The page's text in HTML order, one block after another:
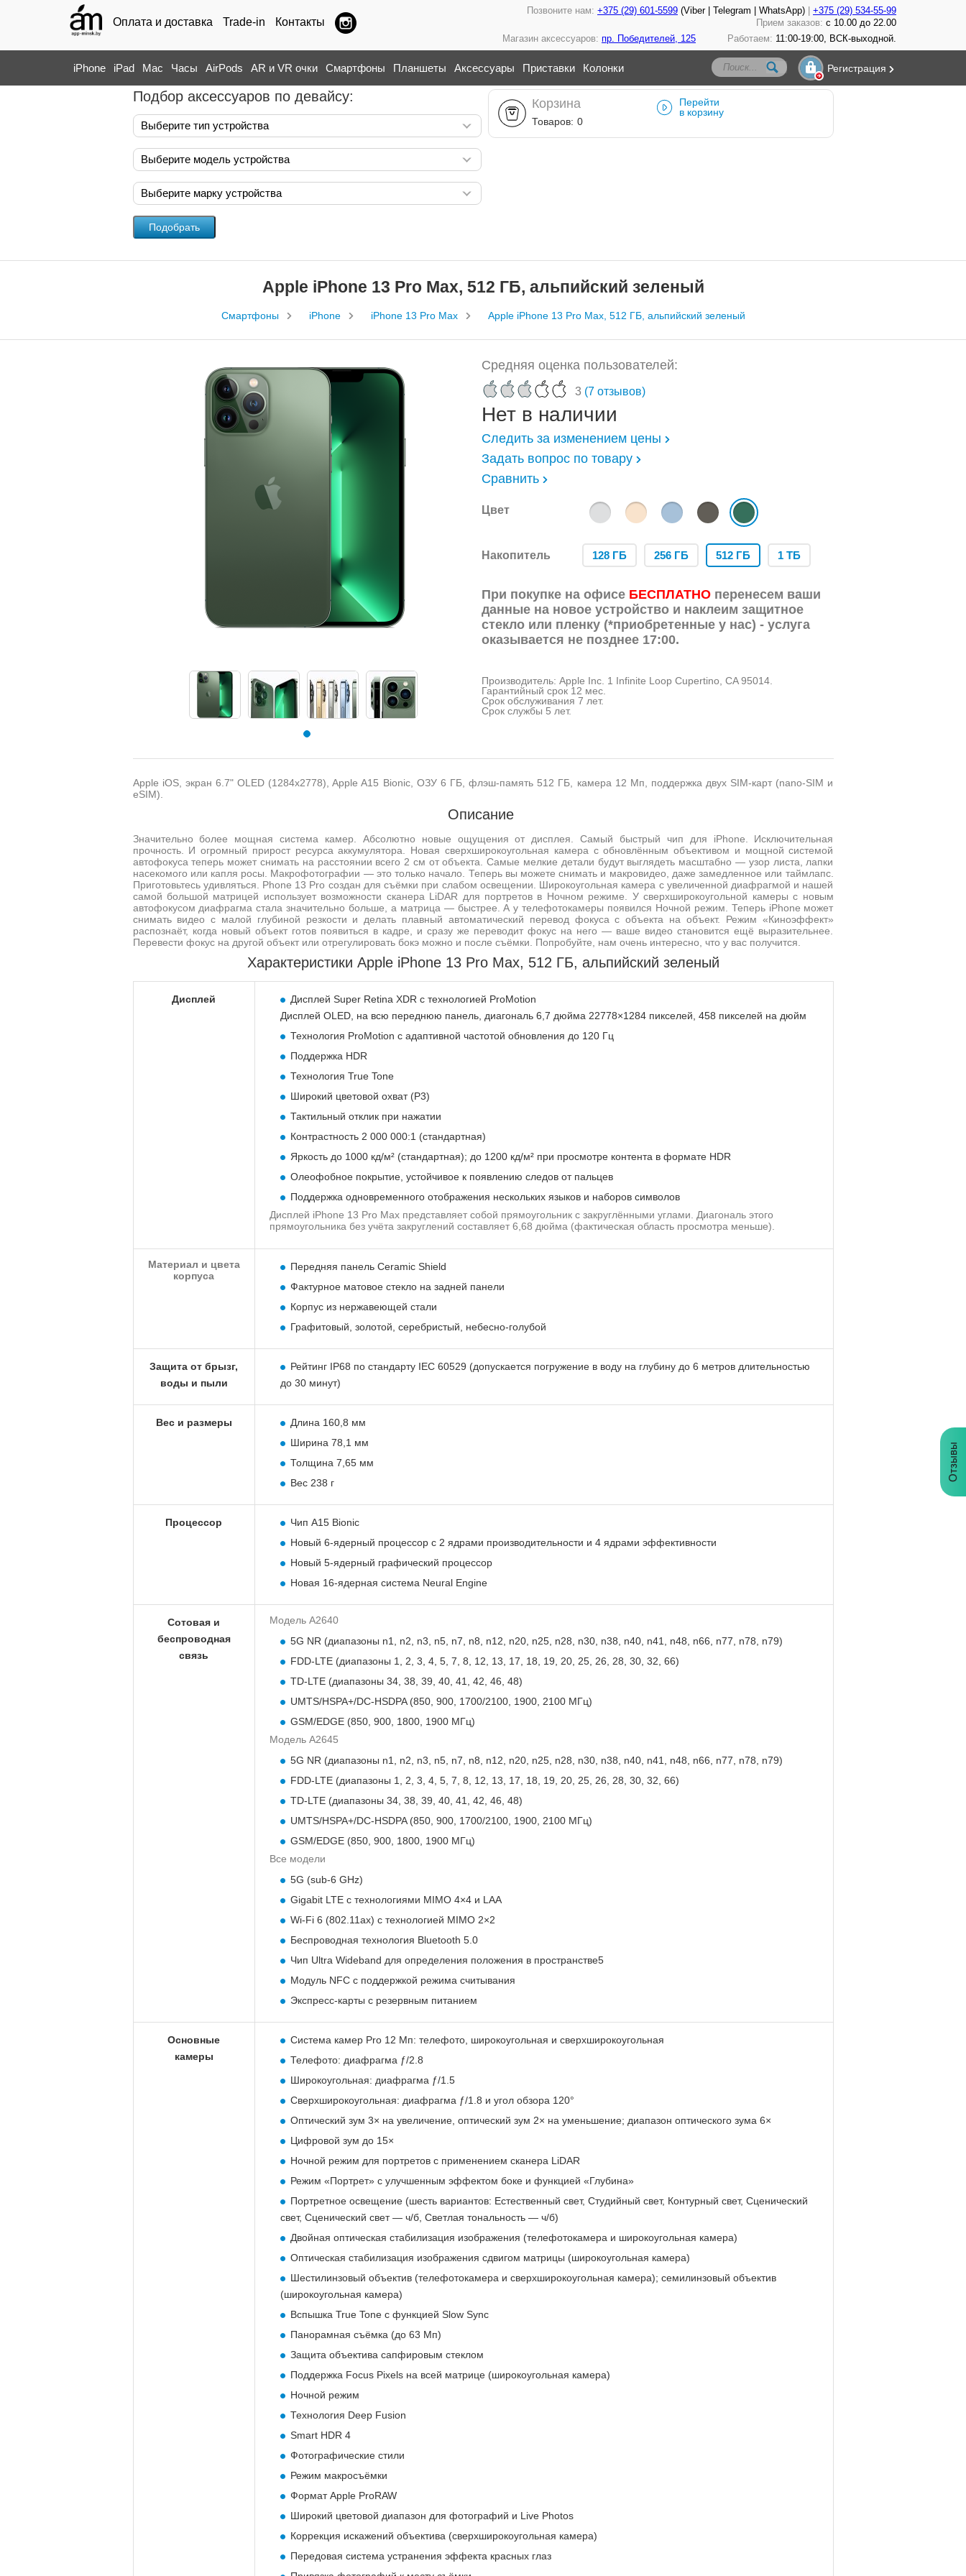
Оплата и доставка Trade-in Контакты
Позвоните нам: +375 (29) 601-5599 (Viber | Telegram | WhatsApp)
+375 (29) 534-55-99
Прием заказов: с 10.00 до 22.00
Магазин аксессуаров: пр. Победителей, 125 Работаем: 11:00-19:00, ВСК-выходной.
iPhone iPad Mac Часы AirPods AR и VR очки Смартфоны Планшеты Аксессуары Приставки Колонки Регистрация
Подбор аксессуаров по девайсу:
Выберите тип устройства
Выберите модель устройства
Выберите марку устройства
Корзина
Товаров: 0
Перейти
в корзину
Apple iPhone 13 Pro Max, 512 ГБ, альпийский зеленый
Смартфоны iPhone iPhone 13 Pro Max Apple iPhone 13 Pro Max, 512 ГБ, альпийский зеленый
Средняя оценка пользователей:
3 (7 отзывов)
Нет в наличии
Следить за изменением цены
Задать вопрос по товару
Сравнить
Цвет
Накопитель 128 ГБ 256 ГБ 512 ГБ 1 ТБ
При покупке на офисе БЕСПЛАТНОперенесем ваши
данные на новое устройство и наклеим защитное
стекло или пленку (*приобретенные у нас) - услуга
оказывается не позднее 17:00.
Производитель: Apple Inc. 1 Infinite Loop Cupertino, CA 95014.
Гарантийный срок 12 мес.
Срок обслуживания 7 лет.
Срок службы 5 лет.
Apple iOS, экран 6.7" OLED (1284x2778), Apple A15 Bionic, ОЗУ 6 ГБ, флэш-память 512 ГБ, камера 12 Мп, поддержка двух SIM-карт (nano-SIM и
eSIM).
Описание
Значительно более мощная система камер. Абсолютно новые ощущения от дисплея. Самый быстрый чип для iPhone. Исключительная
прочность. И огромный прирост ресурса аккумулятора. Новая сверхширокоугольная камера с обновлённым объективом и мощной системой
автофокуса теперь может снимать на расстоянии всего 2 см от объекта. Самые мелкие детали будут выглядеть масштабно — узор листа, лапки
насекомого или капля росы. Макрофотографии — это только начало. Теперь вы можете снимать и макровидео, даже замедленное или таймлапс.
Приготовьтесь удивляться. Phone 13 Pro создан для съёмки при слабом освещении. Широкоугольная камера с увеличенной диафрагмой и нашей
самой большой матрицей использует возможности сканера LiDAR для портретов в Ночном режиме. У сверхшироко­угольной камеры с новым
автофокусом диафрагма стала значительно больше, а матрица — быстрее. А у телефотокамеры появился Ночной режим. Теперь iPhone может
снимать видео с малой глубиной резкости и делать плавный автоматический перевод фокуса с объекта на объект. Режим «Киноэффект»
распознаёт, когда новый объект готов появиться в кадре, и сразу же переводит фокус на него — ваше видео становится ещё выразительнее.
Перевести фокус на другой объект или отрегулировать бокэ можно и после съёмки. Попробуйте, нам очень интересно, что у вас получится.
Характеристики Apple iPhone 13 Pro Max, 512 ГБ, альпийский зеленый
Дисплей
Дисплей Super Retina XDR с технологией ProMotion
Дисплей OLED, на всю переднюю панель, диагональ 6,7 дюйма 22778×1284 пикселей, 458 пикселей на дюйм
Технология ProMotion с адаптивной частотой обновления до 120 Гц
Поддержка HDR
Технология True Tone
Широкий цветовой охват (P3)
Тактильный отклик при нажатии
Контрастность 2 000 000:1 (стандартная)
Яркость до 1000 кд/м² (стандартная); до 1200 кд/м² при просмотре контента в формате HDR
Олеофобное покрытие, устойчивое к появлению следов от пальцев
Поддержка одновременного отображения нескольких языков и наборов символов
Дисплей iPhone 13 Pro Max представляет собой прямоугольник с закруглёнными углами. Диагональ этого
прямоугольника без учёта закруглений составляет 6,68 дюйма (фактическая область просмотра меньше).
Материал и цвета
корпуса
Передняя панель Ceramic Shield
Фактурное матовое стекло на задней панели
Корпус из нержавеющей стали
Графитовый, золотой, серебристый, небесно‑голубой
Защита от брызг,
воды и пыли
Рейтинг IP68 по стандарту IEC 60529 (допускается погружение в воду на глубину до 6 метров длительностью
до 30 минут)
Вес и размеры
Длина 160,8 мм
Ширина 78,1 мм
Толщина 7,65 мм
Вес 238 г
Процессор
Чип A15 Bionic
Новый 6-ядерный процессор с 2 ядрами производительности и 4 ядрами эффективности
Новый 5-ядерный графический процессор
Новая 16-ядерная система Neural Engine
Сотовая и
беспроводная
связь
Модель A2640
5G NR (диапазоны n1, n2, n3, n5, n7, n8, n12, n20, n25, n28, n30, n38, n40, n41, n48, n66, n77, n78, n79)
FDD-LTE (диапазоны 1, 2, 3, 4, 5, 7, 8, 12, 13, 17, 18, 19, 20, 25, 26, 28, 30, 32, 66)
TD-LTE (диапазоны 34, 38, 39, 40, 41, 42, 46, 48)
UMTS/HSPA+/DC-HSDPA (850, 900, 1700/2100, 1900, 2100 МГц)
GSM/EDGE (850, 900, 1800, 1900 МГц)
Модель A2645
5G NR (диапазоны n1, n2, n3, n5, n7, n8, n12, n20, n25, n28, n30, n38, n40, n41, n48, n66, n77, n78, n79)
FDD-LTE (диапазоны 1, 2, 3, 4, 5, 7, 8, 12, 13, 17, 18, 19, 20, 25, 26, 28, 30, 32, 66)
TD-LTE (диапазоны 34, 38, 39, 40, 41, 42, 46, 48)
UMTS/HSPA+/DC-HSDPA (850, 900, 1700/2100, 1900, 2100 МГц)
GSM/EDGE (850, 900, 1800, 1900 МГц)
Все модели
5G (sub-6 GHz)
Gigabit LTE с технологиями MIMO 4×4 и LAA
Wi-Fi 6 (802.11ax) с технологией MIMO 2×2
Беспроводная технология Bluetooth 5.0
Чип Ultra Wideband для определения положения в пространстве5
Модуль NFC с поддержкой режима считывания
Экспресс-карты с резервным питанием
Основные
камеры
Система камер Pro 12 Мп: телефото, широкоугольная и сверхширокоугольная
Телефото: диафрагма ƒ/2.8
Широкоугольная: диафрагма ƒ/1.5
Сверхширокоугольная: диафрагма ƒ/1.8 и угол обзора 120°
Оптический зум 3× на увеличение, оптический зум 2× на уменьшение; диапазон оптического зума 6×
Цифровой зум до 15×
Ночной режим для портретов с применением сканера LiDAR
Режим «Портрет» с улучшенным эффектом боке и функцией «Глубина»
Портретное освещение (шесть вариантов: Естественный свет, Студийный свет, Контурный свет, Сценический
свет, Сценический свет — ч/б, Светлая тональность — ч/б)
Двойная оптическая стабилизация изображения (телефотокамера и широкоугольная камера)
Оптическая стабилизация изображения сдвигом матрицы (широкоугольная камера)
Шестилинзовый объектив (телефотокамера и сверхширокоугольная камера); семилинзовый объектив
(широкоугольная камера)
Вспышка True Tone с функцией Slow Sync
Панорамная съёмка (до 63 Мп)
Защита объектива сапфировым стеклом
Поддержка Focus Pixels на всей матрице (широкоугольная камера)
Ночной режим
Технология Deep Fusion
Smart HDR 4
Фотографические стили
Режим макросъёмки
Формат Apple ProRAW
Широкий цветовой диапазон для фотографий и Live Photos
Коррекция искажений объектива (сверхширокоугольная камера)
Передовая система устранения эффекта красных глаз
Отзывы